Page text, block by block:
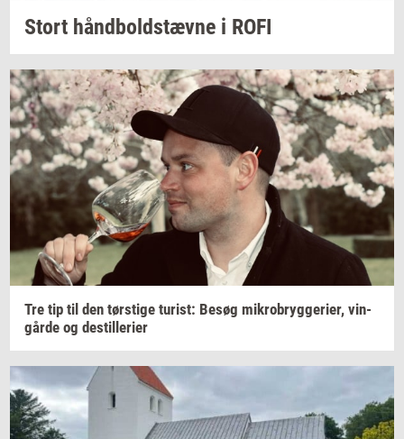
Stort hånd­bold­stæv­ne i ROFI
Tre tip til den tørsti­ge turist: Besøg mi­kro­bryg­ge­ri­er, vin­
går­de og destil­le­ri­er